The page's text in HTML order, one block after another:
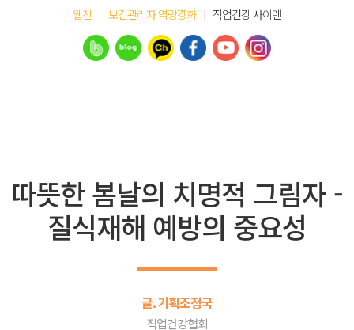
웹진 보건관리자 역량강화 직업건강 사이렌
따뜻한 봄날의 치명적 그림자 -
질식재해 예방의 중요성
글. 기획조정국
직업건강협회